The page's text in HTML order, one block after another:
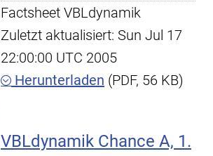
Factsheet VBLdynamik
Zuletzt aktualisiert: Sun Jul 17
22:00:00 UTC 2005
Herunterladen (PDF, 56 KB)
VBLdynamik Chance A, 1.